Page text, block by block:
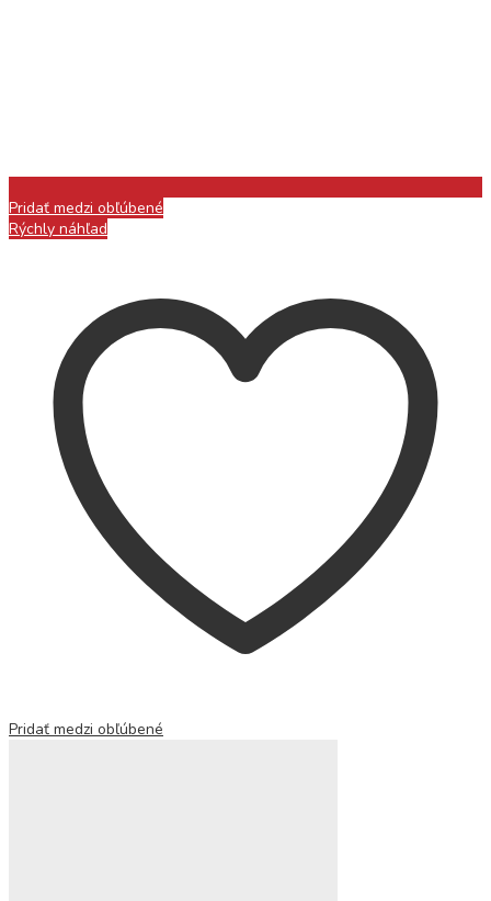
Pridať medzi obľúbené
Rýchly náhľad
Pridať medzi obľúbené